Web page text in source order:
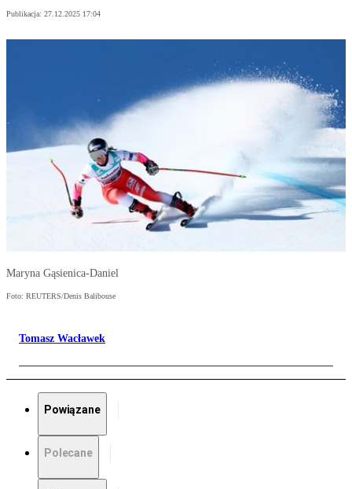
Publikacja: 27.12.2025 17:04
Maryna Gąsienica-Daniel
Foto: REUTERS/Denis Balibouse
Tomasz Wacławek
Powiązane
Polecane